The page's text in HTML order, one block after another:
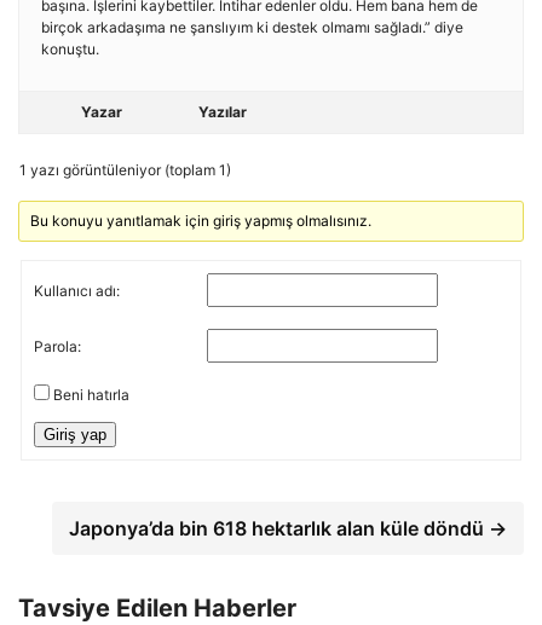
başına. İşlerini kaybettiler. İntihar edenler oldu. Hem bana hem de
birçok arkadaşıma ne şanslıyım ki destek olmamı sağladı.” diye
konuştu.
Yazar Yazılar
1 yazı görüntüleniyor (toplam 1)
Bu konuyu yanıtlamak için giriş yapmış olmalısınız.
Kullanıcı adı:
Parola:
Beni hatırla
Giriş yap
Japonya’da bin 618 hektarlık alan küle döndü →
Tavsiye Edilen Haberler